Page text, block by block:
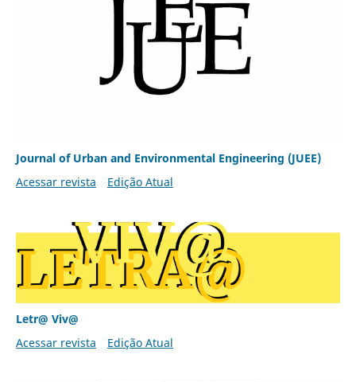
Journal of Urban and Environmental Engineering (JUEE)
Acessar revista
Edição Atual
Letr@ Viv@
Acessar revista
Edição Atual